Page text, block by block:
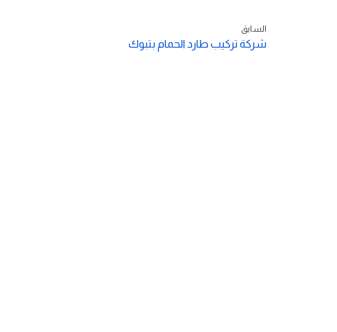
السابق
شركة تركيب طارد الحمام بتبوك